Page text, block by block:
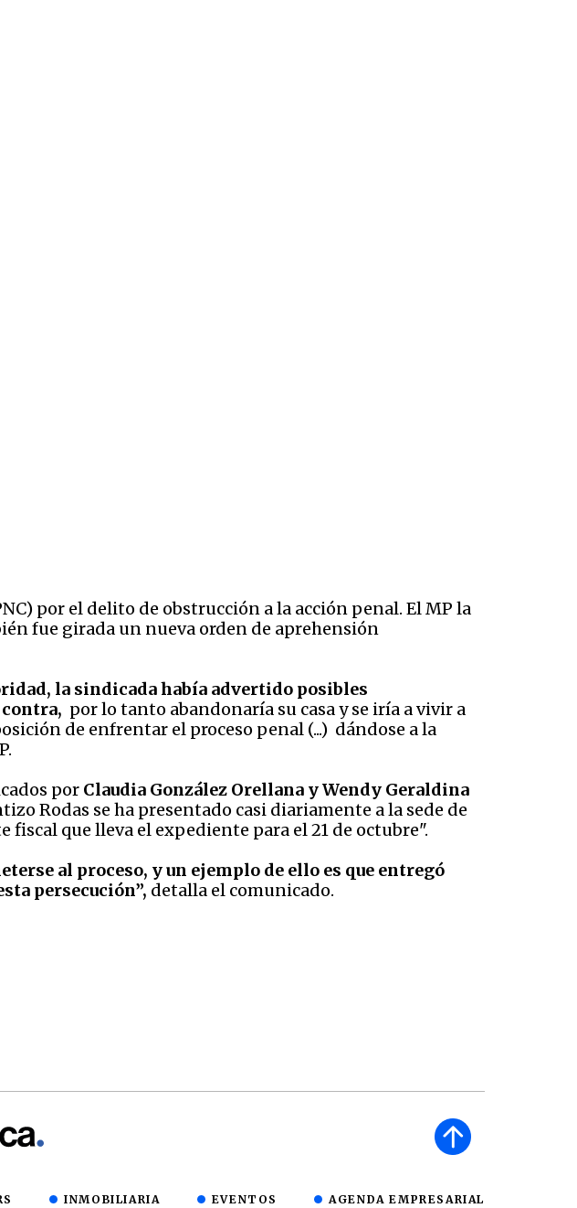
por el delito de obstrucción a la acción penal. El MP la
fue girada un nueva orden de aprehensión
la sindicada había advertido posibles
contra, por lo tanto abandonaría su casa y se iría a vivir a
de enfrentar el proceso penal (...) dándose a la
por Claudia González Orellana y Wendy Geraldina
Rodas se ha presentado casi diariamente a la sede de
que lleva el expediente para el 21 de octubre".
al proceso, y un ejemplo de ello es que entregó
persecución”, detalla el comunicado.
INMOBILIARIA EVENTOS AGENDA EMPRESARIAL